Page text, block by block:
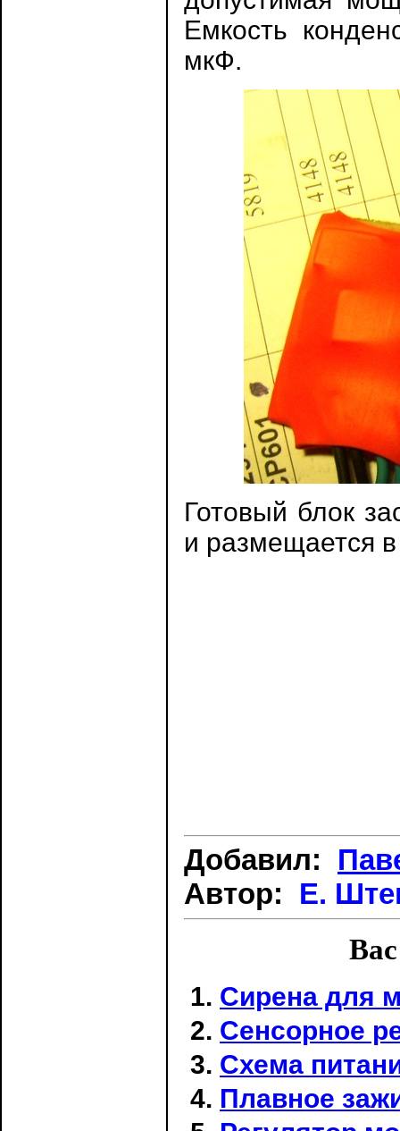
Емкость
мкФ.
Готовый блок
и размещается
Добавил:
Автор: Е.
Сирена для
Сенсорное
Схема
Плавное